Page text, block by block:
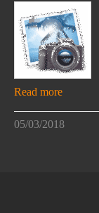
Read more
05/03/2018